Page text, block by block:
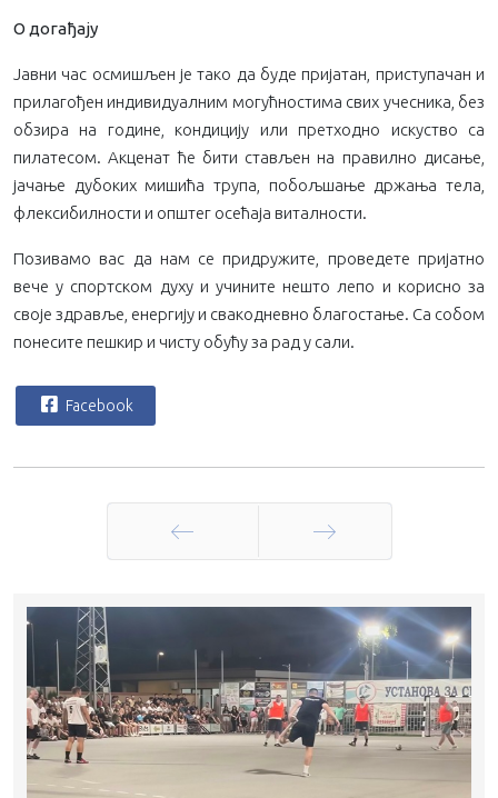
О догађају
Јавни час осмишљен је тако да буде пријатан, приступачан и
прилагођен индивидуалним могућностима свих учесника, без
обзира на године, кондицију или претходно искуство са
пилатесом. Акценат ће бити стављен на правилно дисање,
јачање дубоких мишића трупа, побољшање држања тела,
флексибилности и општег осећаја виталности.
Позивамо вас да нам се придружите, проведете пријатно
вече у спортском духу и учините нешто лепо и корисно за
своје здравље, енергију и свакодневно благостање. Са собом
понесите пешкир и чисту обућу за рад у сали.
Facebook